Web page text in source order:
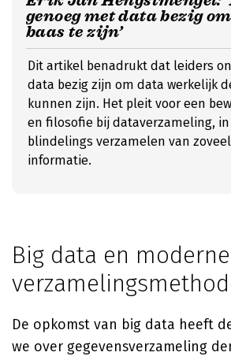
genoeg met data bezig
baas te zijn’
Dit artikel benadrukt dat leiders
data bezig zijn om data werkelijk
kunnen zijn. Het pleit voor een
en filosofie bij dataverzameling,
blindelings verzamelen van
informatie.
Big data en moderne
De opkomst van big data heeft
we over gegevensverzameling